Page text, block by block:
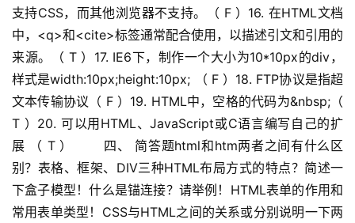
支持CSS，而其他浏览器不支持。（ F ）16. 在HTML文档
中，<q>和<cite>标签通常配合使用，以描述引文和引用的
来源。（ T ）17. IE6下，制作一个大小为10*10px的div，
样式是width:10px;height:10px; （ F ）18. FTP协议是指超
文本传输协议（ F ）19. HTML中，空格的代码为&nbsp;（
T ）20. 可以用HTML、JavaScript或C语言编写自己的扩
展 （ T ） 　　四、 简答题html和htm两者之间有什么区
别？表格、框架、DIV三种HTML布局方式的特点？简述一
下盒子模型！什么是锚连接？请举例！HTML表单的作用和
常用表单类型！CSS与HTML之间的关系或分别说明一下两